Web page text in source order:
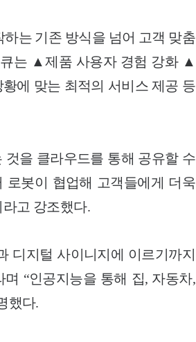
는 기존 방식을 넘어 고객 맞춤
는 ▲제품 사용자 경험 강화 ▲
에 맞는 최적의 서비 스 제공 등
것을 클라우드를 통해 공유할 수
로봇이 협업해 고객들에게 더욱
고 강조했다.
디지털 사이니지에 이르기까지
“인공지능을 통해 집, 자동차,
했다.